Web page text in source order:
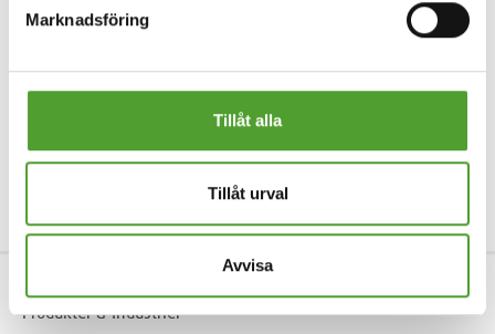
Marknadsföring
Tillåt alla
Tillåt urval
Avvisa
Produkter & Industrier